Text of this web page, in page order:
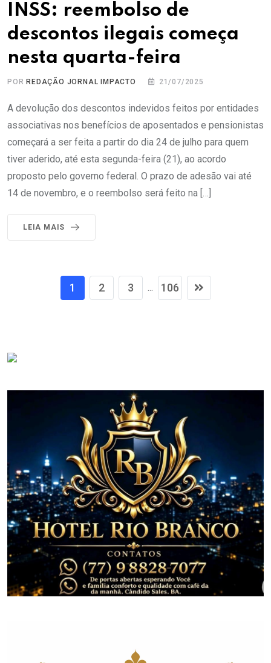
INSS: reembolso de
descontos ilegais começa
nesta quarta-feira
PORREDAÇÃO JORNAL IMPACTO 21/07/2025
A devolução dos descontos indevidos feitos por entidades
associativas nos benefícios de aposentados e pensionistas
começará a ser feita a partir do dia 24 de julho para quem
tiver aderido, até esta segunda-feira (21), ao acordo
proposto pelo governo federal. O prazo de adesão vai até
14 de novembro, e o reembolso será feito na […]
LEIA MAIS
1 2 3 106